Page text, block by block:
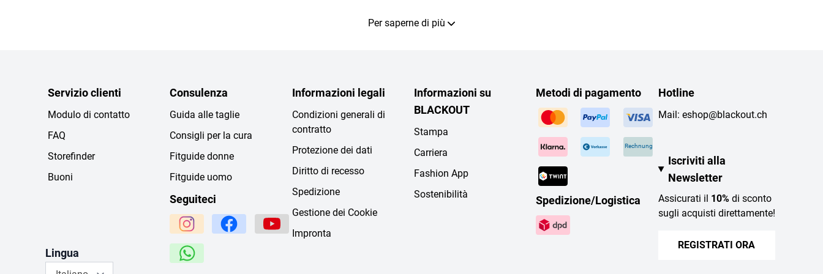
Per saperne di più
Servizio clienti
Modulo di contatto
FAQ
Storefinder
Buoni
Consulenza
Guida alle taglie
Consigli per la cura
Fitguide donne
Fitguide uomo
Seguiteci
Informazioni legali
Condizioni generali di
contratto
Protezione dei dati
Diritto di recesso
Spedizione
Gestione dei Cookie
Impronta
Informazioni su
BLACKOUT
Stampa
Carriera
Fashion App
Sostenibilità
Metodi di pagamento
Rechnung
Spedizione/Logistica
Hotline
Mail: eshop@blackout.ch
Iscriviti alla
Newsletter
Assicurati il 10%di sconto
sugli acquisti direttamente!
REGISTRATI ORA
Lingua